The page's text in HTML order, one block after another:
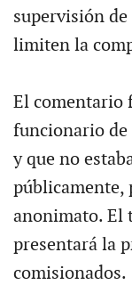
supervisión de
limiten la
El comentario
funcionario de
y que no
públicamente,
anonimato. El
presentará la
comisionados.